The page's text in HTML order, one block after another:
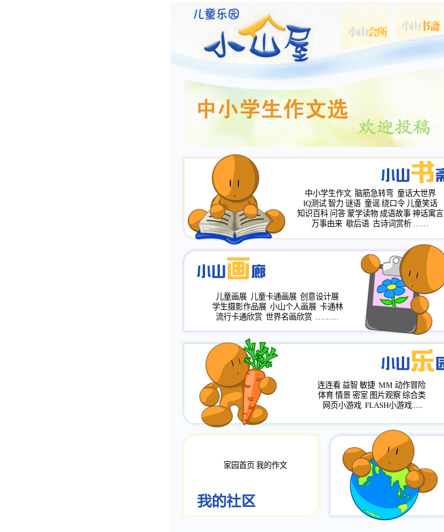
中小学生作文 脑筋急转弯 童话大世界
IQ测试 智力 谜语 童谣 绕口令 儿童笑话
知识百科 问答 蒙学读物 成语故事 神话寓言
万事由来 歇后语 古诗词赏析 ……
儿童画展 儿童卡通画展 创意设计展
学生摄影作品展 小山个人画展 卡通林
流行卡通欣赏 世界名画欣赏 ………
连连看 益智 敏捷 MM 动作冒险
体育 情景 密室 图片观察 综合类
网页小游戏 FLASH小游戏......
家园首页 我的作文